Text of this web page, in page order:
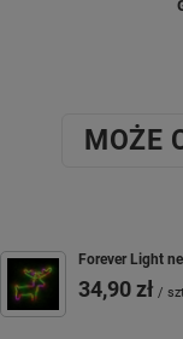
MOŻE
Forever Light
34,90 zł /